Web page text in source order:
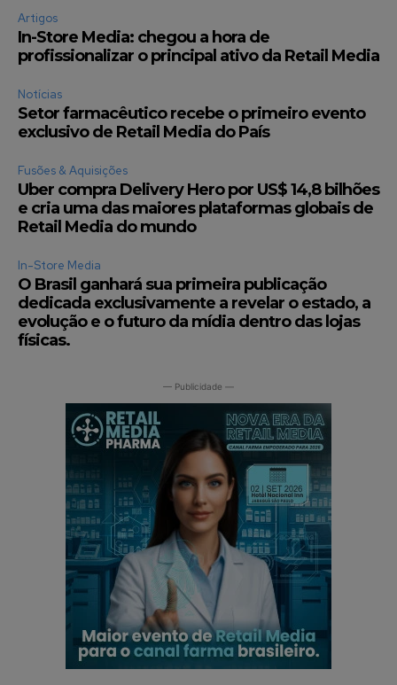
Artigos
In-Store Media: chegou a hora de
profissionalizar o principal ativo da Retail Media
Notícias
Setor farmacêutico recebe o primeiro evento
exclusivo de Retail Media do País
Fusões & Aquisições
Uber compra Delivery Hero por US$ 14,8 bilhões
e cria uma das maiores plataformas globais de
Retail Media do mundo
In-Store Media
O Brasil ganhará sua primeira publicação
dedicada exclusivamente a revelar o estado, a
evolução e o futuro da mídia dentro das lojas
físicas.
— Publicidade —